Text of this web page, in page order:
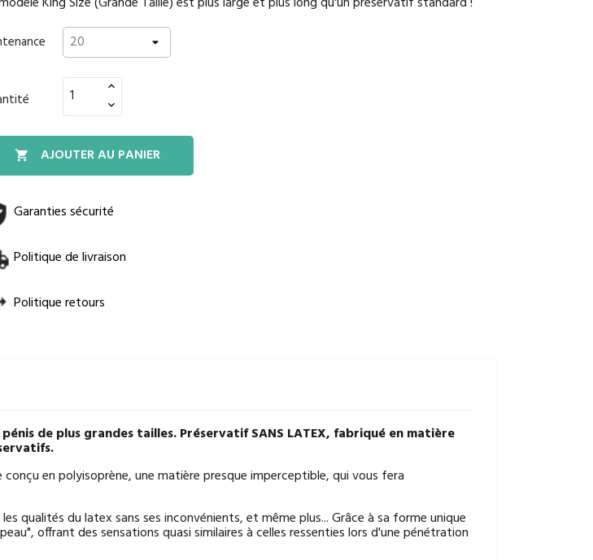
 AJOUTER AU PANIER
Garanties sécurité
Politique de livraison
Politique retours
de plus grandes tailles. Préservatif SANS LATEX, fabriqué en matière
en polyisoprène, une matière presque imperceptible, qui vous fera
qualités du latex sans ses inconvénients, et même plus... Grâce à sa forme unique
offrant des sensations quasi similaires à celles ressenties lors d'une pénétration